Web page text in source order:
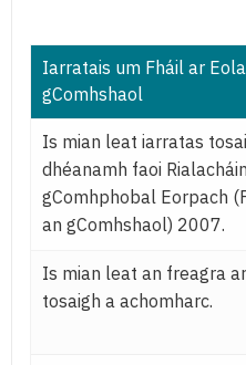
Iarratais um Fháil ar
gComhshaol
Is mian leat iarratas
dhéanamh faoi
gComhphobal Eorpach
an gComhshaol) 2007.
Is mian leat an freagra
tosaigh a achomharc.